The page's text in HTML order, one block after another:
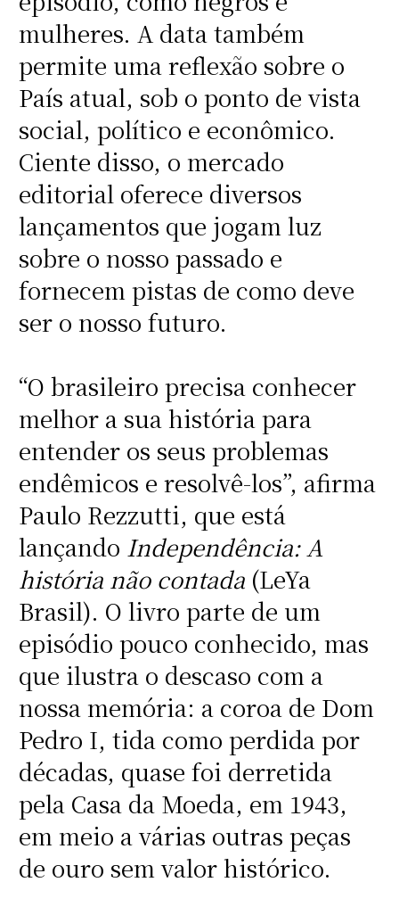
mulheres. A data também
permite uma reflexão sobre o
País atual, sob o ponto de vista
social, político e econômico.
Ciente disso, o mercado
editorial oferece diversos
lançamentos que jogam luz
sobre o nosso passado e
fornecem pistas de como deve
ser o nosso futuro.
“O brasileiro precisa conhecer
melhor a sua história para
entender os seus problemas
endêmicos e resolvê-los”, afirma
Paulo Rezzutti, que está
lançando Independência: A
história não contada(LeYa
Brasil). O livro parte de um
episódio pouco conhecido, mas
que ilustra o descaso com a
nossa memória: a coroa de Dom
Pedro I, tida como perdida por
décadas, quase foi derretida
pela Casa da Moeda, em 1943,
em meio a várias outras peças
de ouro sem valor histórico.